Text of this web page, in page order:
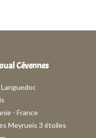
Cévennes
- France
Meyrueis 3 étoiles